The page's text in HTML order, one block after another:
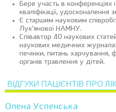
Бере участь в конференціях
кваліфікації, удосконалення
Є старшим науковим
Лук'янової НАМНУ.
Співавтор 40 наукових
наукових медичних
печінки, питань харчування,
органів травлення у дітей.
ВІДГУКИ ПАЦІЄНТІВ ПРО
Олена Успенська